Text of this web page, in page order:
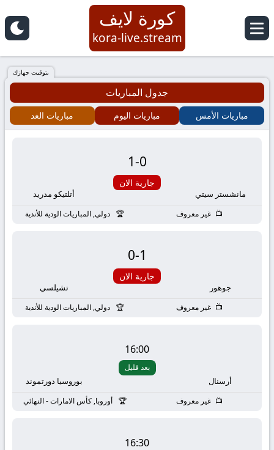
كورة
لايف
|
koora
مباريات
مباشر
كورة لايف
kora-live.stream
بتوقيت جهازك
جدول المباريات
مباريات الأمس مباريات اليوم مباريات الغد
مانشستر سيتي
0
-
1
جارية الان
أتلتيكو مدريد
غير معروف دولي, المباريات الودية للأندية
جوهور
1
-
0
جارية الان
تشيلسي
غير معروف دولي, المباريات الودية للأندية
أرسنال
16:00
بعد قليل
بوروسيا دورتموند
غير معروف أوروبا, كأس الامارات - النهائي
16:30